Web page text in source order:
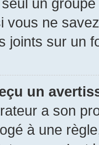
vous ne
joints sur un
un
a son
à une